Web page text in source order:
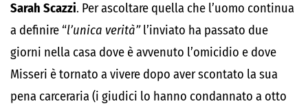
Sarah Scazzi. Per ascoltare quella che l’uomo continua
a definire “l’unica verità”l’inviato ha passato due
giorni nella casa dove è avvenuto l’omicidio e dove
Misseri è tornato a vivere dopo aver scontato la sua
pena carceraria (i giudici lo hanno condannato a otto